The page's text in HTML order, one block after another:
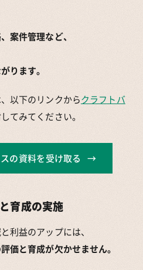
案件管理など、
ります。
以下のリンクからクラフトバ
てみてください。
の資料を受け取る
育成の実施
利益のアップには、
価と育成が欠かせません。